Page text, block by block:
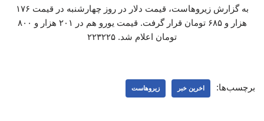
به گزارش زیروهاست، قیمت دلار در روز چهارشنبه در قیمت ۱۷۶
هزار و ۶۸۵ تومان قرار گرفت. قیمت یورو هم در ۲۰۱ هزار و ۸۰۰
تومان اعلام شد. ۲۲۳۲۲۵
برچسب‌ها: اخرین خبر زیروهاست